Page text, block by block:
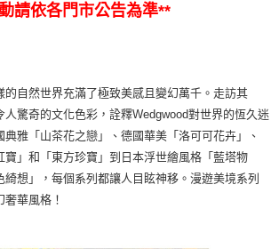
請依各門市公告為準**
的自然世界充滿了極致美感且變幻萬千。走訪其
人驚奇的文化色彩，詮釋Wedgwood對世界的恆久迷
雅「山茶花之戀」、德國華美「洛可可花卉」、
寶」和「東方珍寶」到日本浮世繪風格「藍塔物
想」，每個系列都讓人目眩神移。漫遊美境系列
華風格！